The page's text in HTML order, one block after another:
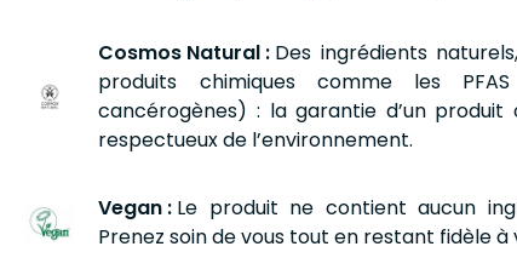
Cosmos Natural : Des ingrédients
produits chimiques comme les
cancérogènes) : la garantie d’un
respectueux de l’environnement.
Vegan : Le produit ne contient aucun
Prenez soin de vous tout en restant fidèle à